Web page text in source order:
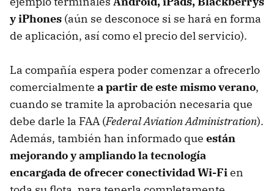
y iPhones (aún se desconoce si se hará en forma
de aplicación, así como el precio del servicio).
La compañía espera poder comenzar a ofrecerlo
comercialmente a partir de este mismo verano,
cuando se tramite la aprobación necesaria que
debe darle la FAA (Federal Aviation Administration).
Además, también han informado que están
mejorando y ampliando la tecnología
encargada de ofrecer conectividad Wi-Fien